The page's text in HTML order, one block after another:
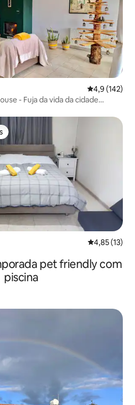
4,9 de uma
4,9 (142)
- Fuja da vida da cidade
4,85 de uma
4,85 (13)
pet friendly com
piscina